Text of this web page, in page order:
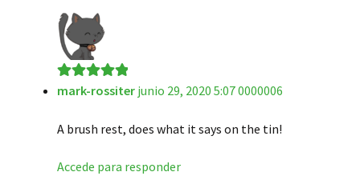
Valorado en5
mark-rossiter junio 29, 2020 5:07 0000006
A brush rest, does what it says on the tin!
Accede para responder